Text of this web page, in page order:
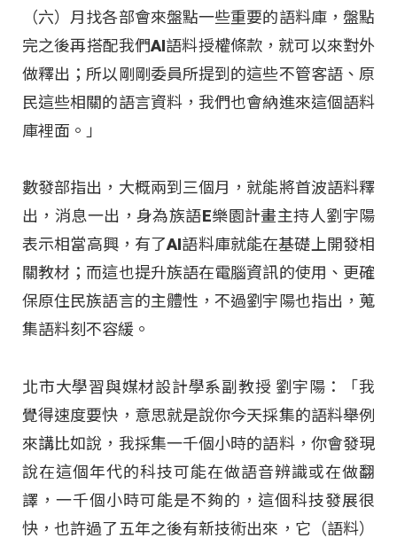
（六）月找各部會來盤點一些重要的語料庫，盤點
完之後再搭配我們AI語料授權條款，就可以來對外
做釋出；所以剛剛委員所提到的這些不管客語、原
民這些相關的語言資料，我們也會納進來這個語料
庫裡面。」
數發部指出，大概兩到三個月，就能將首波語料釋
出，消息一出，身為族語E樂園計畫主持人劉宇陽
表示相當高興，有了AI語料庫就能在基礎上開發相
關教材；而這也提升族語在電腦資訊的使用、更確
保原住民族語言的主體性，不過劉宇陽也指出，蒐
集語料刻不容緩。
北市大學習與媒材設計學系副教授 劉宇陽：「我
覺得速度要快，意思就是說你今天採集的語料舉例
來講比如說，我採集一千個小時的語料，你會發現
說在這個年代的科技可能在做語音辨識或在做翻
譯，一千個小時可能是不夠的，這個科技發展很
快，也許過了五年之後有新技術出來，它（語料）